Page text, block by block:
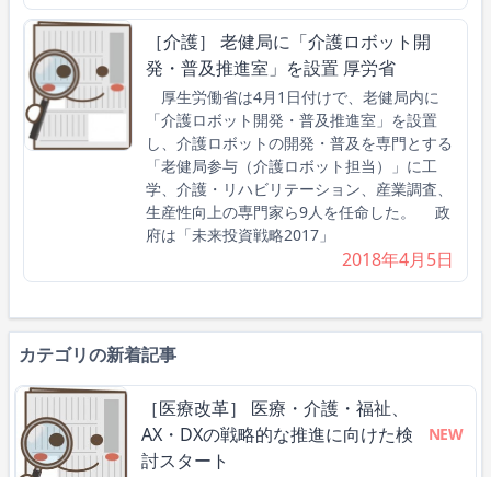
［介護］ 老健局に「介護ロボット開
発・普及推進室」を設置 厚労省
厚生労働省は4月1日付けで、老健局内に
「介護ロボット開発・普及推進室」を設置
し、介護ロボットの開発・普及を専門とする
「老健局参与（介護ロボット担当）」に工
学、介護・リハビリテーション、産業調査、
生産性向上の専門家ら9人を任命した。 政
府は「未来投資戦略2017」
2018年4月5日
カテゴリの新着記事
［医療改革］ 医療・介護・福祉、
AX・DXの戦略的な推進に向けた検
討スタート
NEW